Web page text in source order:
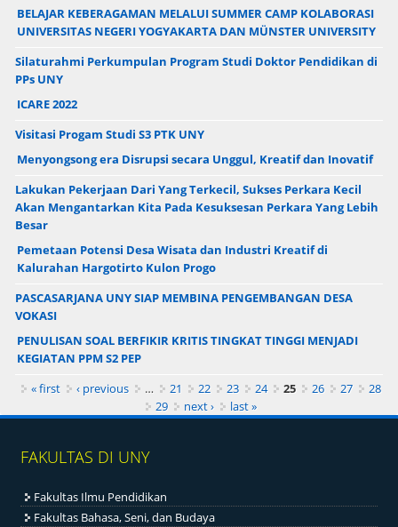
BELAJAR KEBERAGAMAN MELALUI SUMMER CAMP KOLABORASI
UNIVERSITAS NEGERI YOGYAKARTA DAN MÜNSTER UNIVERSITY
Silaturahmi Perkumpulan Program Studi Doktor Pendidikan di
PPs UNY
ICARE 2022
Visitasi Progam Studi S3 PTK UNY
Menyongsong era Disrupsi secara Unggul, Kreatif dan Inovatif
Lakukan Pekerjaan Dari Yang Terkecil, Sukses Perkara Kecil
Akan Mengantarkan Kita Pada Kesuksesan Perkara Yang Lebih
Besar
Pemetaan Potensi Desa Wisata dan Industri Kreatif di
Kalurahan Hargotirto Kulon Progo
PASCASARJANA UNY SIAP MEMBINA PENGEMBANGAN DESA
VOKASI
PENULISAN SOAL BERFIKIR KRITIS TINGKAT TINGGI MENJADI
KEGIATAN PPM S2 PEP
Pages
« first ‹ previous … 21 22 23 24 25 26 27
28
29
next › last »
FAKULTAS DI UNY
Fakultas Ilmu Pendidikan
Fakultas Bahasa, Seni, dan Budaya